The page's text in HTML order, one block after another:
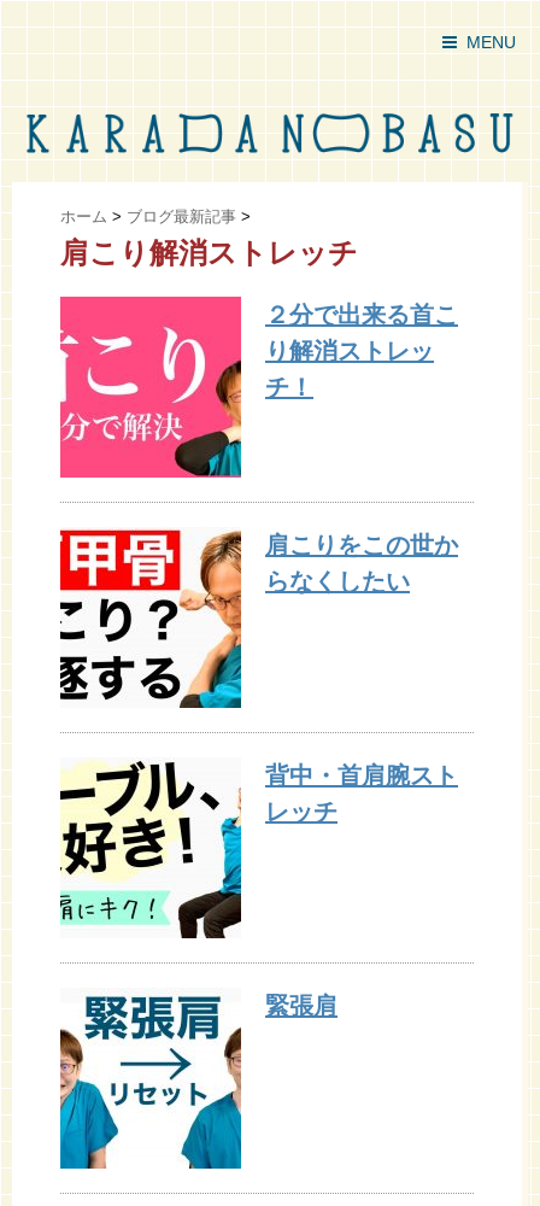
MENU
ホーム > ブログ最新記事 >
肩こり解消ストレッチ
２分で出来る首こ
り解消ストレッ
チ！
肩こりをこの世か
らなくしたい
背中・首肩腕スト
レッチ
緊張肩